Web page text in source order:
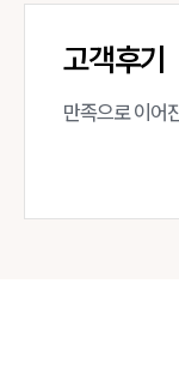
고객후기
만족으로 이어